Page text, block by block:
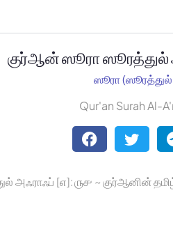
குர்ஆன் ஸூரா
ஸூரா
Qur'an Surah Al-
அஃராஃப் [௭]: ௫௪ ~ குர்ஆனின்